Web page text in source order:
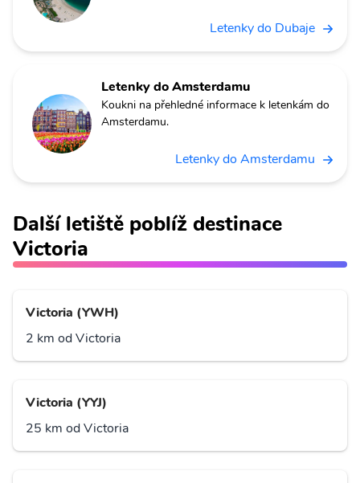
Letenky do Dubaje
Letenky do Amsterdamu
Koukni na přehledné informace k letenkám do
Amsterdamu.
Letenky do Amsterdamu
Další letiště poblíž destinace
Victoria
Victoria (YWH)
2 km od Victoria
Victoria (YYJ)
25 km od Victoria